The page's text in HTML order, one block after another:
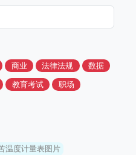
商业 法律法规
数据
教育考试
职场
温度计量表图片